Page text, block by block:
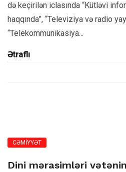
də keçirilən iclasında “Kütləvi
haqqında”, “Televiziya və radio
“Telekommunikasiya...
Ətraflı
CƏMİYYƏT
Dini mərasimləri